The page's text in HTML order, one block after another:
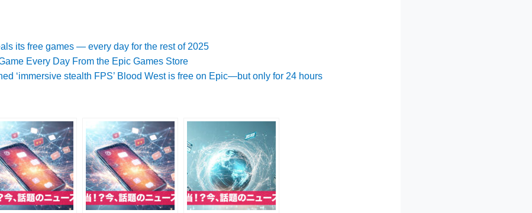
its free games — every day for the rest of 2025
Every Day From the Epic Games Store
‘immersive stealth FPS’ Blood West is free on Epic—but only for 24 hours